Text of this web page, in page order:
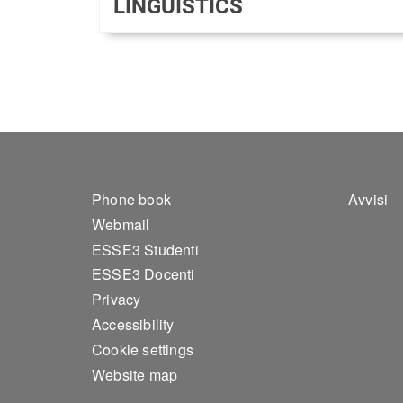
LINGUISTICS
Footer 1
Phone book
Webmail
ESSE3 Studenti
ESSE3 Docenti
Privacy
Accessibility
Cookie settings
Website map
Avvisi